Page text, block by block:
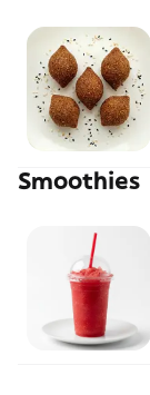
Smoothies